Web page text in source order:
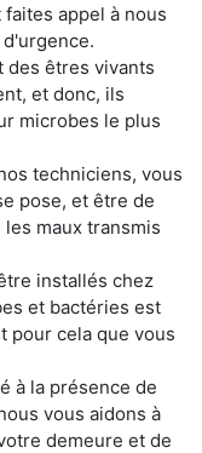
appel à nous
des êtres vivants
et donc, ils
microbes le plus
techniciens, vous
pose, et être de
maux transmis
installés chez
et bactéries est
pour cela que vous
à la présence de
vous aidons à
demeure et de